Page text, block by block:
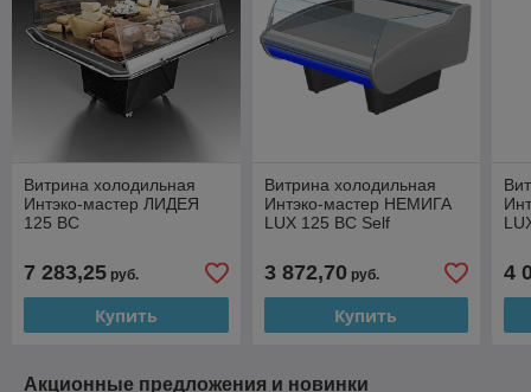
Витрина холодильная
Интэко-мастер ЛИДЕЯ
125 ВС
7 283,25 руб.
Купить
Витрина холодильная
Интэко-мастер НЕМИГА
LUX 125 ВС Self
3 872,70руб.
Купить
4
Акционные предложения и новинки